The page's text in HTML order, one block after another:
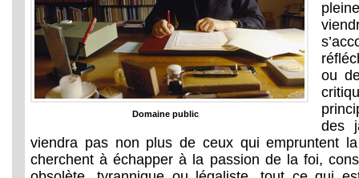
Domaine public
ou
des
viendra pas non plus de ceux qui empruntent
cherchent à échapper à la passion de la foi,